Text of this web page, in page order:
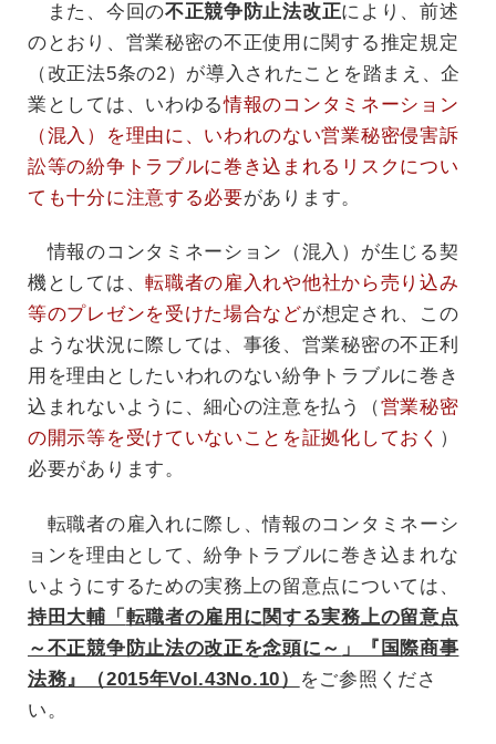
また、今回の不正競争防止法改正により、前述
のとおり、営業秘密の不正使用に関する推定規定
（改正法5条の2）が導入されたことを踏まえ、企
業としては、いわゆる情報のコンタミネーション
（混入）を理由に、いわれのない営業秘密侵害訴
訟等の紛争トラブルに巻き込まれるリスクについ
ても十分に注意する必要があります。
情報のコンタミネーション（混入）が生じる契
機としては、転職者の雇入れや他社から売り込み
等のプレゼンを受けた場合などが想定され、この
ような状況に際しては、事後、営業秘密の不正利
用を理由としたいわれのない紛争トラブルに巻き
込まれないように、細心の注意を払う（営業秘密
の開示等を受けていないことを証拠化しておく ）
必要があります。
転職者の雇入れに際し、情報のコンタミネーシ
ョンを理由として、紛争トラブルに巻き込まれな
いようにするための実務上の留意点については、
持田大輔「 転職者の雇用に関する実務上の留意点
～不正競争防止法の改正を念頭に～ 」『国際商事
法務』（2015年Vol.43No.10）
をご参照くださ
い。